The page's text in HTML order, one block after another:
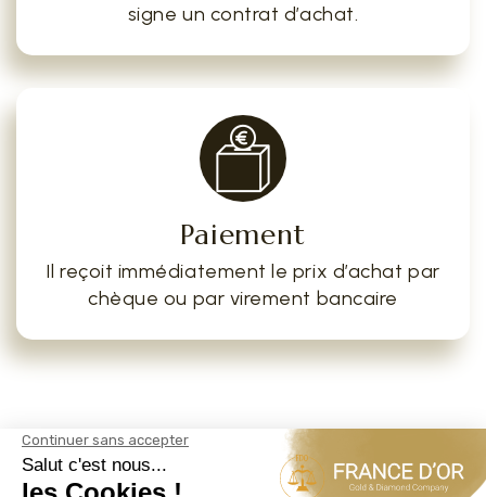
signe un contrat d’achat.
Paiement
Il reçoit immédiatement le prix d’achat par
chèque ou par virement bancaire